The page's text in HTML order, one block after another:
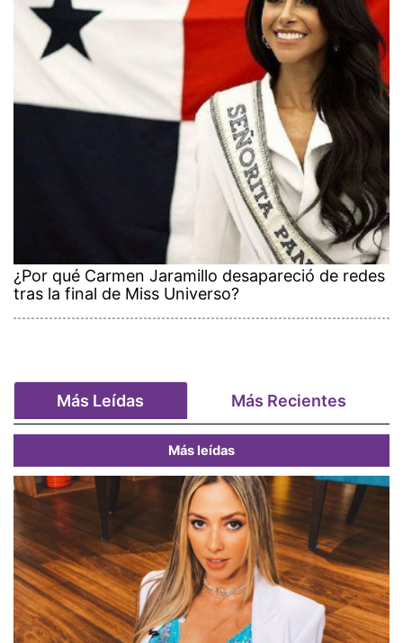
¿Por qué Carmen Jaramillo desapareció de redes
tras la final de Miss Universo?
Más Leídas Más Recientes
Más leídas